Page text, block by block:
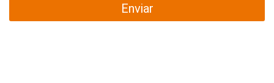
Enviar